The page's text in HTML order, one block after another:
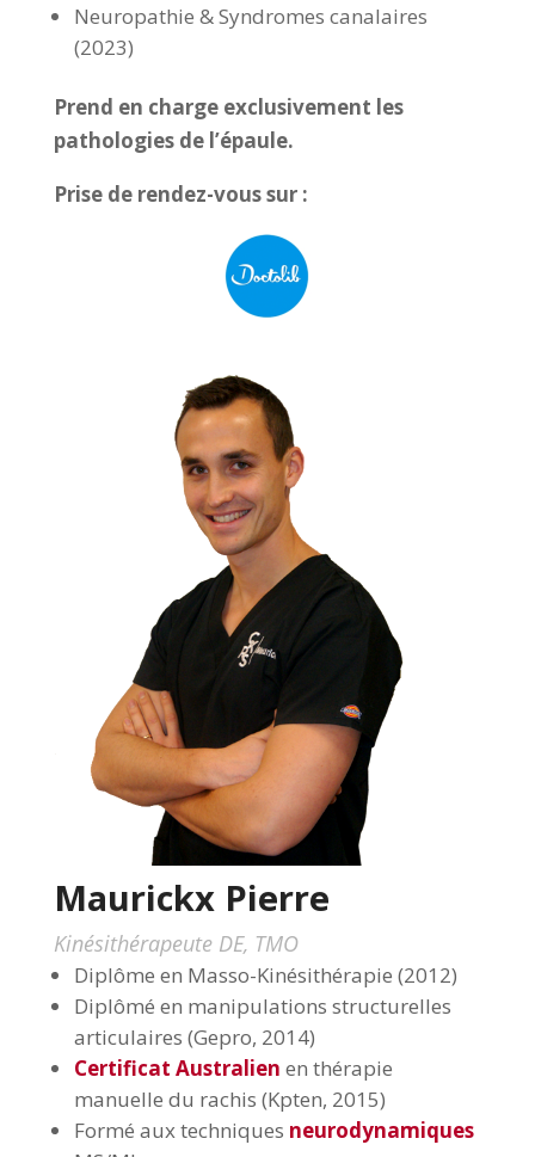
Neuropathie & Syndromes canalaires
(2023)
Prend en charge exclusivement les
pathologies de l’épaule.
Prise de rendez-vous sur :
Maurickx Pierre
Kinésithérapeute DE, TMO
Diplôme en Masso-Kinésithérapie (2012)
Diplômé en manipulations structurelles
articulaires (Gepro, 2014)
Certificat Australien en thérapie
manuelle du rachis (Kpten, 2015)
Formé aux techniques neurodynamiques